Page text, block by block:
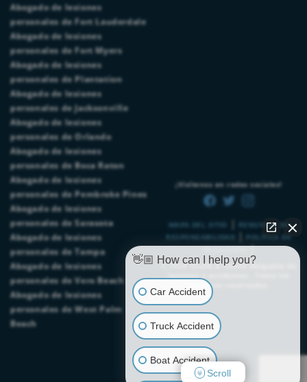
Abogado de lesiones
personales de Fort Lauderdale
Abogado de lesiones
personales de Fort Myers
Abogado de lesiones
personales de Plantation
Abogado de lesiones
personales de Jacksonville
Abogado de lesiones
personales de Orlando
Abogado de lesiones
personales de Boca Raton
Abogado de lesiones
personales de Pembroke Pines
Abogado de lesiones
personales de Sarasota
Abogado de lesiones
personales de Tampa
Abogado de lesiones
personales de Vero Beach
Abogado de lesiones
personales de West Palm
Beach
MAPA DEL SITIO
RENUNCIA DE
RESPONSABILIDAD
|
POLÍTICA DE
PRIVACIDAD|
© 2026Chalik & Chalik Abogados de
derechos reservados.
¡Visítenos en redes sociales!
👋🏼 How can I help you?
Car Accident
Truck Accident
Boat Accident
Scroll